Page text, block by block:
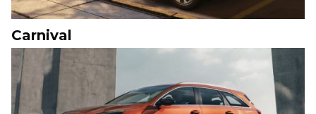
Carnival